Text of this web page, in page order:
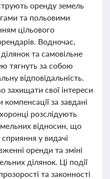
оренду земель
та польовими
цільового
Водночас,
та самовільне
тягнуть за собою
відповідальність.
захищати свої інтереси
за завдані
розслідують
відносин, що
у видачі
оренди та зміні
ділянок. Ці події
та законності